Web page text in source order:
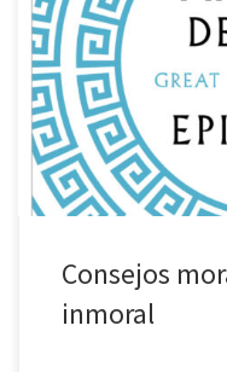
Reseña de Manual de
Consejos
inmoral